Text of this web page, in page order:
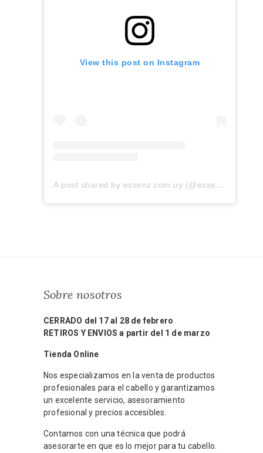
View this post on Instagram
A post shared by essenz.com.uy (@essenz.com.uy)
Sobre nosotros
CERRADO del 17 al 28 de febrero
RETIROS Y ENVIOS a partir del 1 de marzo
Tienda Online
Nos especializamos en la venta de productos
profesionales para el cabello y garantizamos
un excelente servicio, asesoramiento
profesional y precios accesibles.
Contamos con una técnica que podrá
asesorarte en que es lo mejor para tu cabello.